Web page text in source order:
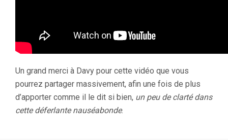
Un grand merci à Davy pour cette vidéo que vous
pourrez partager massivement, afin une fois de plus
d’apporter comme il le dit si bien, un peu de clarté dans
cette déferlante nauséabonde.